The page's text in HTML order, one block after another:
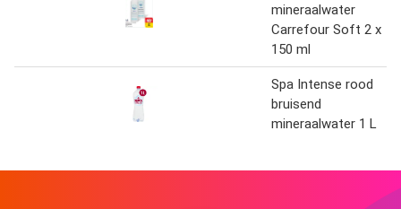
mineraalwater
Carrefour Soft 2 x
150 ml
Spa Intense rood
bruisend
mineraalwater 1 L